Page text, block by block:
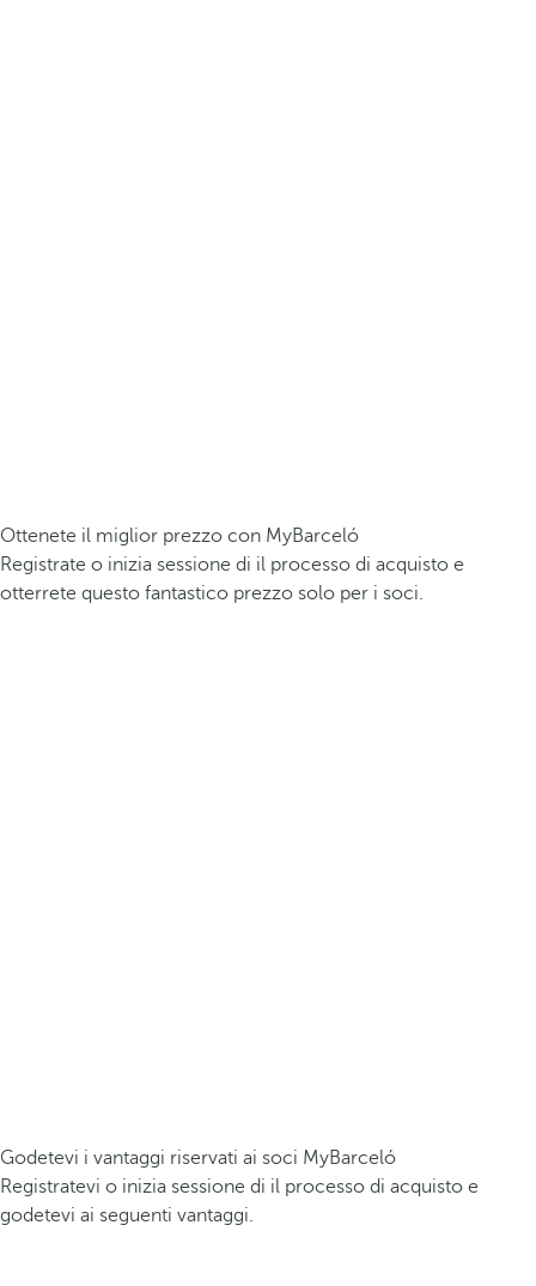
Ottenete il miglior prezzo con MyBarceló
Registrate o inizia sessione di il processo di acquisto e
otterrete questo fantastico prezzo solo per i soci.
Godetevi i vantaggi riservati ai soci MyBarceló
Registratevi o inizia sessione di il processo di acquisto e
godetevi ai seguenti vantaggi.